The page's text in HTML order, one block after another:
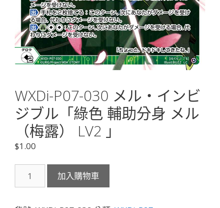
WXDi-P07-030 メル・インビ
ジブル「綠色 輔助分身 メル
（梅露） LV2 」
$1.00
P07-
加入購物車